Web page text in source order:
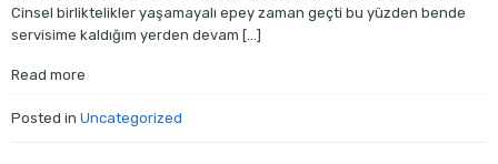
Cinsel birliktelikler yaşamayalı epey zaman geçti bu yüzden bende
servisime kaldığım yerden devam […]
Read more
Posted in Uncategorized